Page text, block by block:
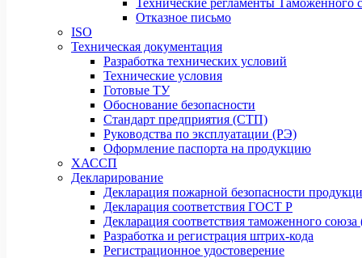
Технические регламенты Таможенного
Отказное письмо
ISO
Техническая документация
Разработка технических условий
Технические условия
Готовые ТУ
Обоснование безопасности
Стандарт предприятия (СТП)
Руководства по эксплуатации (РЭ)
Оформление паспорта на продукцию
ХАССП
Декларирование
Декларация пожарной безопасности
Декларация соответствия ГОСТ Р
Декларация соответствия таможенного
Разработка и регистрация штрих-кода
Регистрационное удостоверение